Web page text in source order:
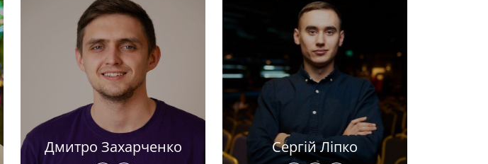
Дмитро Захарченко Сергій Ліпко